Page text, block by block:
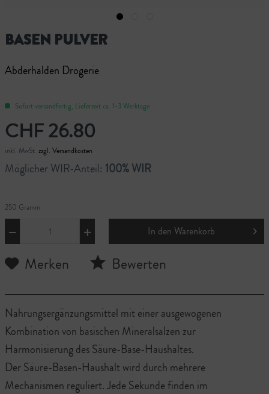
BASEN PULVER
Abderhalden Drogerie
Sofort versandfertig, Lieferzeit ca. 1-3 Werktage
CHF 26.80
inkl. MwSt. zzgl. Versandkosten
Möglicher WIR-Anteil: 100% WIR
250 Gramm
In den Warenkorb
Merken Bewerten
Nahrungsergänzungsmittel mit einer ausgewogenen
Kombination von basischen Mineralsalzen zur
Harmonisierung des Säure-Base-Haushaltes.
Der Säure-Basen-Haushalt wird durch mehrere
Mechanismen reguliert. Jede Sekunde finden im